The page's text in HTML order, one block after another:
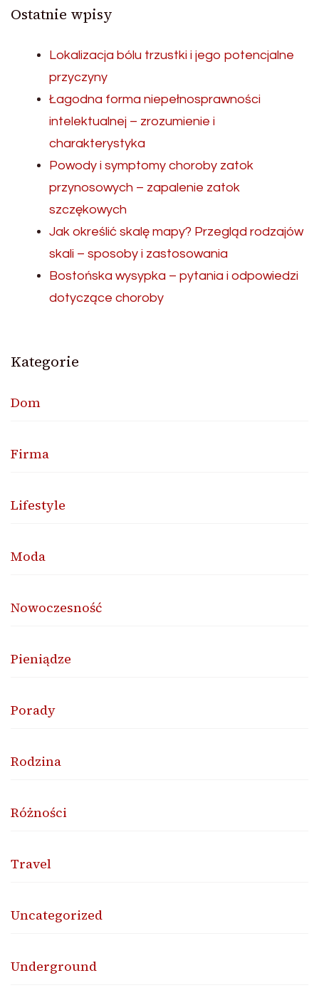
Ostatnie wpisy
Lokalizacja bólu trzustki i jego potencjalne
przyczyny
Łagodna forma niepełnosprawności
intelektualnej – zrozumienie i
charakterystyka
Powody i symptomy choroby zatok
przynosowych – zapalenie zatok
szczękowych
Jak określić skalę mapy? Przegląd rodzajów
skali – sposoby i zastosowania
Bostońska wysypka – pytania i odpowiedzi
dotyczące choroby
Kategorie
Dom
Firma
Lifestyle
Moda
Nowoczesność
Pieniądze
Porady
Rodzina
Różności
Travel
Uncategorized
Underground